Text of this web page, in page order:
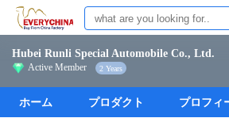
Hubei Runli Special Automobile Co., Ltd.
Active Member 2 Years
ホーム プロダクト プロフィ